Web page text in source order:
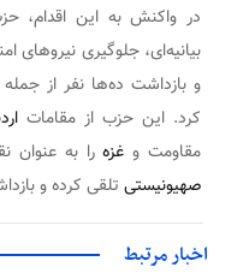
در واکنش به این اقدام،
بیانیه‌ای، جلوگیری نیروهای
و بازداشت ده‌ها نفر از
کرد. این حزب از مقامات
مقاومت و غزهرا به عنوان
صهیونیستیتلقی کرده و
اخبار مرتبط